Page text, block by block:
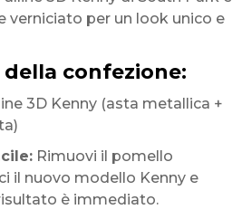
verniciato per un look unico e
confezione:
3D Kenny (asta metallica +
Rimuovi il pomello
il nuovo modello Kenny e
è immediato.